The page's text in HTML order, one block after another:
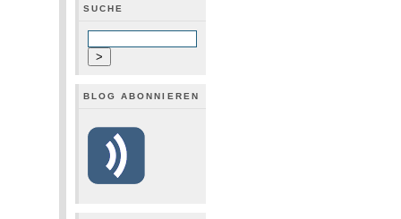
SUCHE
BLOG ABONNIEREN